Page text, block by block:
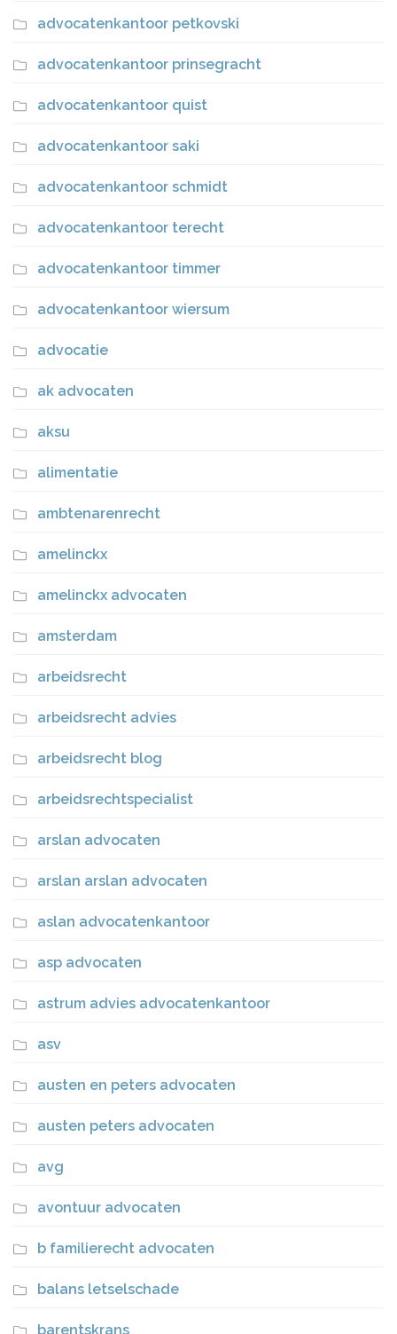
advocatenkantoor petkovski
advocatenkantoor prinsegracht
advocatenkantoor quist
advocatenkantoor saki
advocatenkantoor schmidt
advocatenkantoor terecht
advocatenkantoor timmer
advocatenkantoor wiersum
advocatie
ak advocaten
aksu
alimentatie
ambtenarenrecht
amelinckx
amelinckx advocaten
amsterdam
arbeidsrecht
arbeidsrecht advies
arbeidsrecht blog
arbeidsrechtspecialist
arslan advocaten
arslan arslan advocaten
aslan advocatenkantoor
asp advocaten
astrum advies advocatenkantoor
asv
austen en peters advocaten
austen peters advocaten
avg
avontuur advocaten
b familierecht advocaten
balans letselschade
barentskrans